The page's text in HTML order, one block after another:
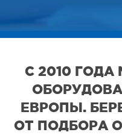
С 2010
ЕВРОПЫ.
ОТ ПОДБОРА